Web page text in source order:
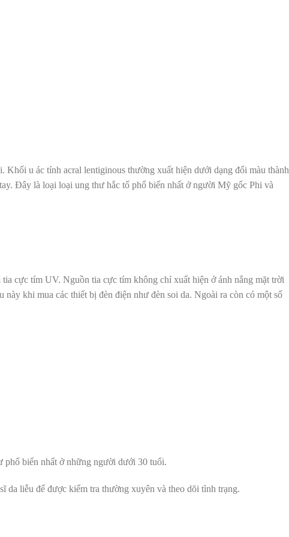
u ác tính acral lentiginous thường xuất hiện dưới dạng đổi màu thành
Đây là loại loại ung thư hắc tố phổ biến nhất ở người Mỹ gốc Phi và
cực tím UV. Nguồn tia cực tím không chỉ xuất hiện ở ánh nắng mặt trời
khi mua các thiết bị đèn điện như đèn soi da. Ngoài ra còn có một số
phổ biến nhất ở những người dưới 30 tuổi.
da liễu để được kiểm tra thường xuyên và theo dõi tình trạng.